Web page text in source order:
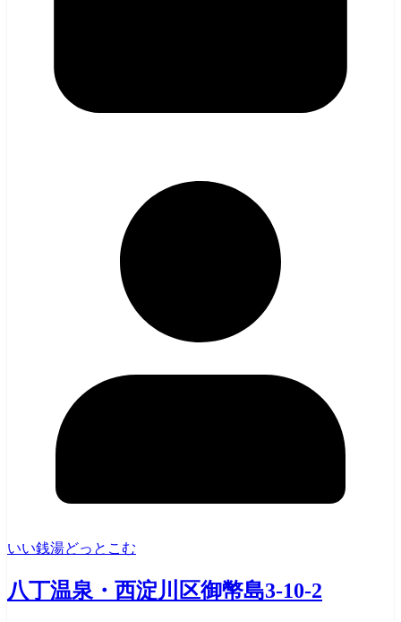
いい銭湯どっとこむ
八丁温泉・西淀川区御幣島3-10-2